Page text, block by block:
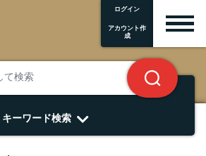
ログイン
アカウント作
成
キーワード検索